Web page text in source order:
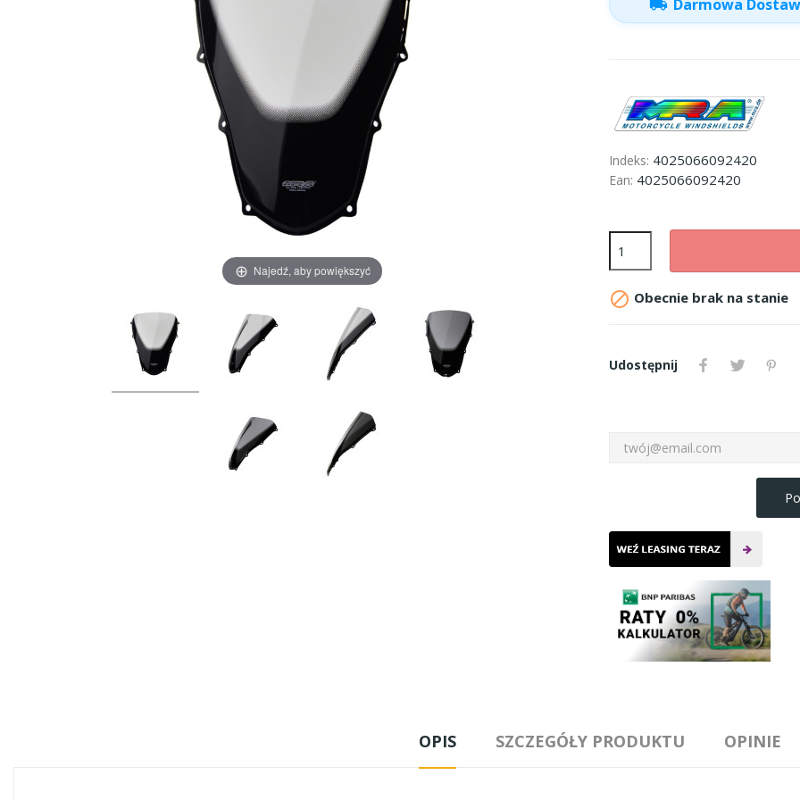
Najedź, aby powiększyć
local_shipping Darmowa
Indeks: 4025066092420
Ean: 4025066092420
 Obecnie brak na stanie
Udostępnij
OPIS SZCZEGÓŁY PRODUKTU OPINIE